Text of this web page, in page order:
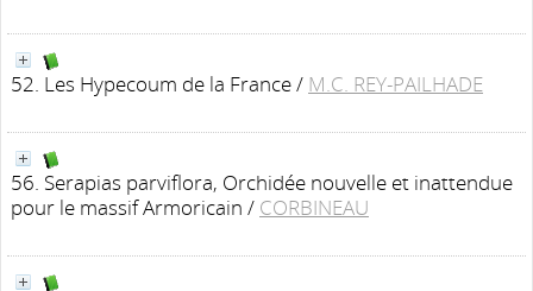
52. Les Hypecoum de la France/ M.C. REY-PAILHADE
56. Serapias parviflora, Orchidée nouvelle et inattendue
pour le massif Armoricain / CORBINEAU